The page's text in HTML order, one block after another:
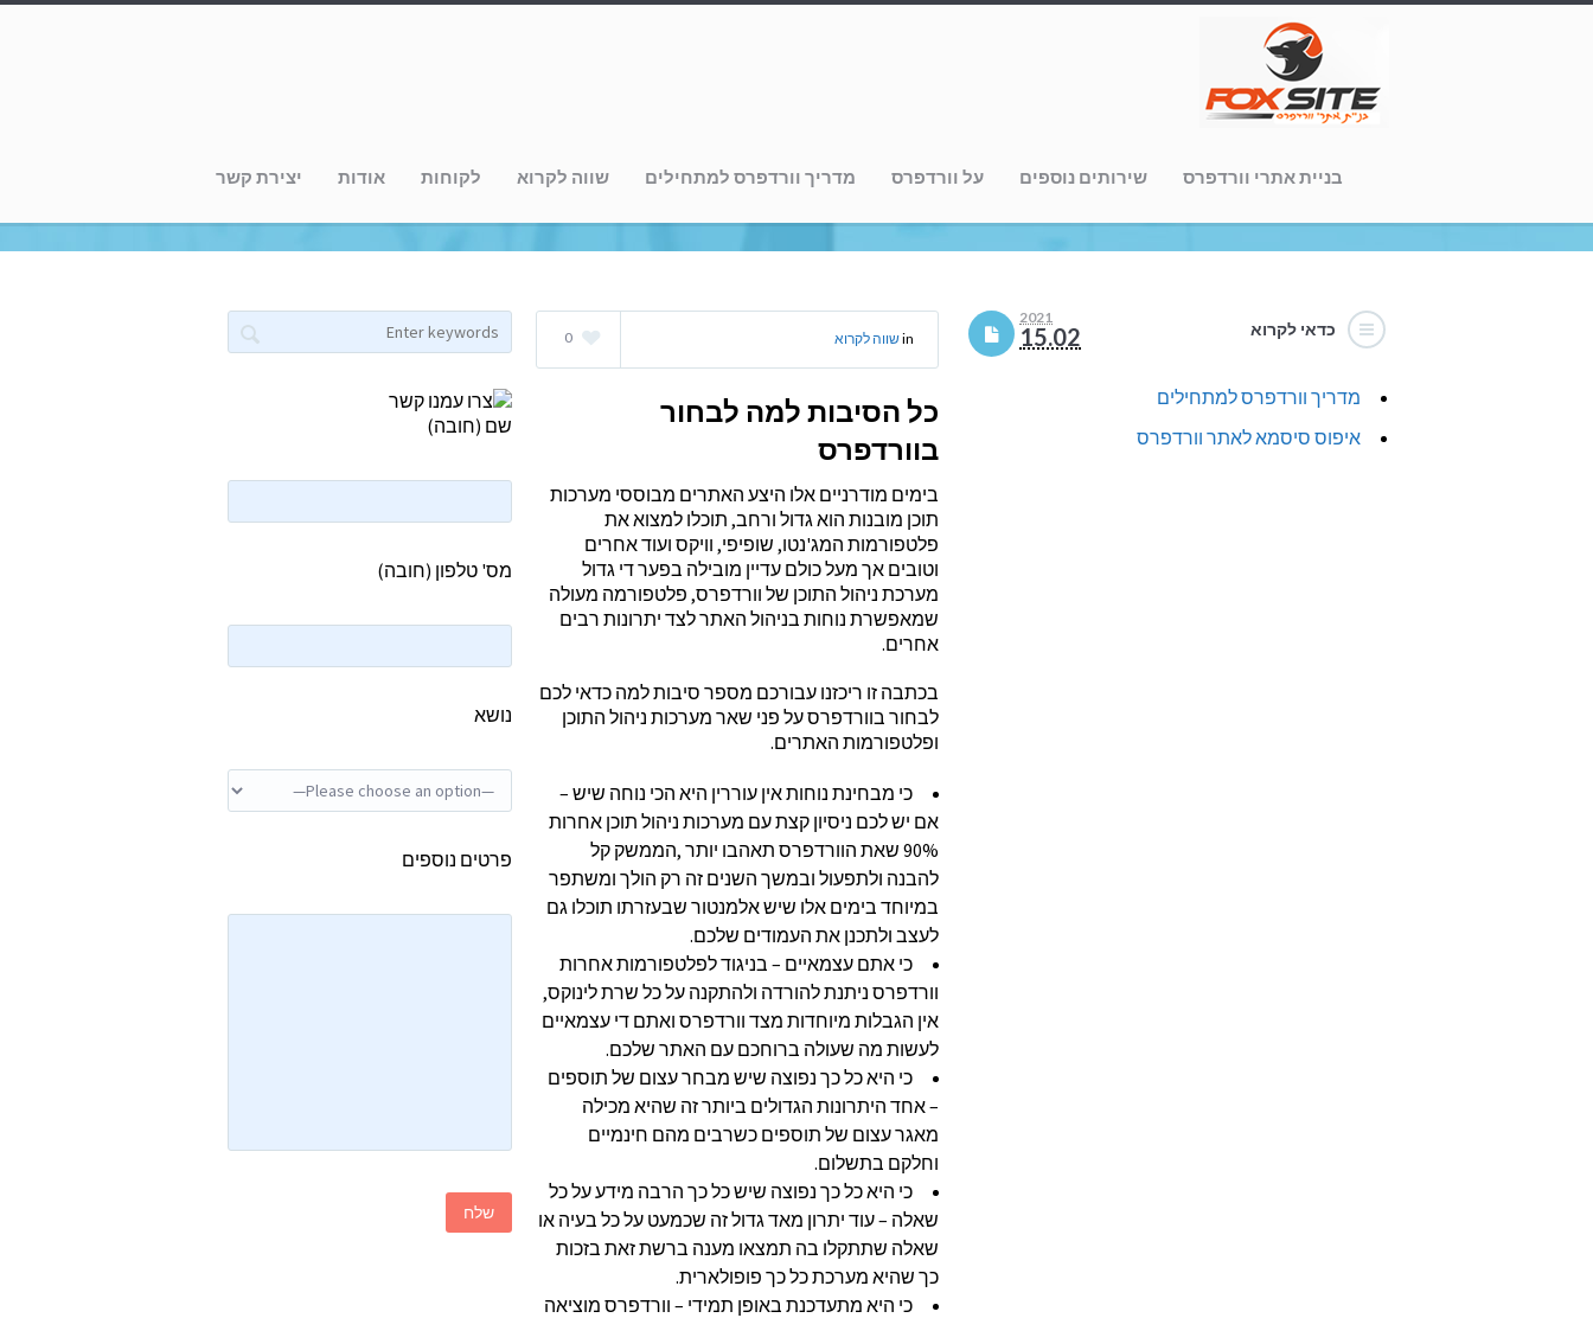
בניית אתרי וורדפרס שירותים נוספים על וורדפרס מדריך וורדפרס למתחילים שווה לקרוא לקוחות אודות יצירת קשר כל הסיבות למה לבחור בוורדפרס
כדאי לקרוא
מדריך וורדפרס למתחילים
איפוס סיסמא לאתר וורדפרס
2021
15.02
inשווה לקרוא 0
כל הסיבות למה לבחור
בוורדפרס
בימים מודרניים אלו היצע האתרים מבוססי מערכות
תוכן מובנות הוא גדול ורחב, תוכלו למצוא את
פלטפורמות המג'נטו, שופיפי, וויקס ועוד אחרים
וטובים אך מעל כולם עדיין מובילה בפער די גדול
מערכת ניהול התוכן של וורדפרס, פלטפורמה מעולה
שמאפשרת נוחות בניהול האתר לצד יתרונות רבים
אחרים.
בכתבה זו ריכזנו עבורכם מספר סיבות למה כדאי לכם
לבחור בוורדפרס על פני שאר מערכות ניהול התוכן
ופלטפורמות האתרים.
כי מבחינת נוחות אין עוררין היא הכי נוחה שיש –
אם יש לכם ניסיון קצת עם מערכות ניהול תוכן אחרות
90% שאת הוורדפרס תאהבו יותר ,הממשק קל
להבנה ולתפעול ובמשך השנים זה רק הולך ומשתפר
במיוחד בימים אלו שיש אלמנטור שבעזרתו תוכלו גם
לעצב ולתכנן את העמודים שלכם.
כי אתם עצמאיים – בניגוד לפלטפורמות אחרות
וורדפרס ניתנת להורדה ולהתקנה על כל שרת לינוקס,
אין הגבלות מיוחדות מצד וורדפרס ואתם די עצמאיים
לעשות מה שעולה ברוחכם עם האתר שלכם.
כי היא כל כך נפוצה שיש מבחר עצום של תוספים
– אחד היתרונות הגדולים ביותר זה שהיא מכילה
מאגר עצום של תוספים כשרבים מהם חינמיים
וחלקם בתשלום.
כי היא כל כך נפוצה שיש כל כך הרבה מידע על כל
שאלה – עוד יתרון מאד גדול זה שכמעט על כל בעיה או
שאלה שתתקלו בה תמצאו מענה ברשת זאת בזכות
כך שהיא מערכת כל כך פופולארית.
כי היא מתעדכנת באופן תמידי – וורדפרס מוציאה
שם (חובה)
מס' טלפון (חובה)
נושא
פרטים נוספים